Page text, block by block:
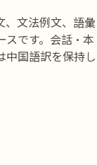
、文法例文、語彙
スです。会話・本
中国語訳を保持し